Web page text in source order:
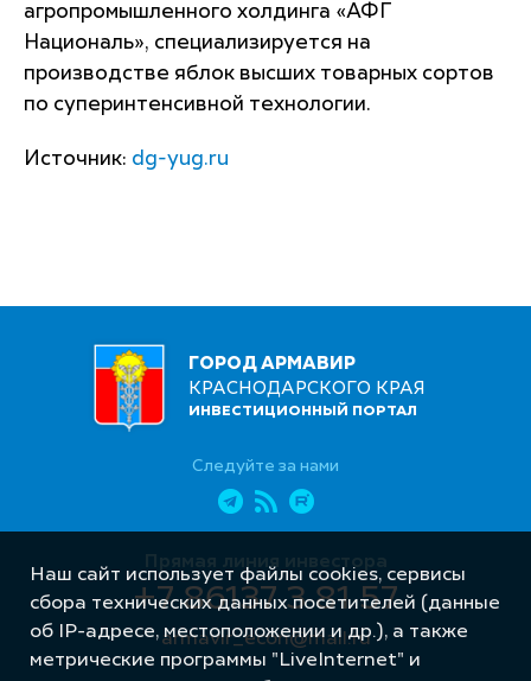
агропромышленного холдинга «АФГ
Националь», специализируется на
производстве яблок высших товарных сортов
по суперинтенсивной технологии.
Источник: dg-yug.ru
ГОРОД АРМАВИР
КРАСНОДАРСКОГО КРАЯ
ИНВЕСТИЦИОННЫЙ ПОРТАЛ
Следуйте за нами
Прямая линия инвестора
+7 86137 3 81 57
armavir_econ@mail.ru
Наш сайт использует файлы cookies, сервисы
сбора технических данных посетителей (данные
об IP-адресе, местоположении и др.), а также
метрические программы "LiveInternet" и